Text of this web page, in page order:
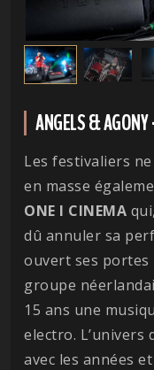
ANGELS &
Les festivaliers
en masse
ONE I CINEMA
dû annuler sa
ouvert ses
groupe
15 ans une
electro. L’univers
avec les années